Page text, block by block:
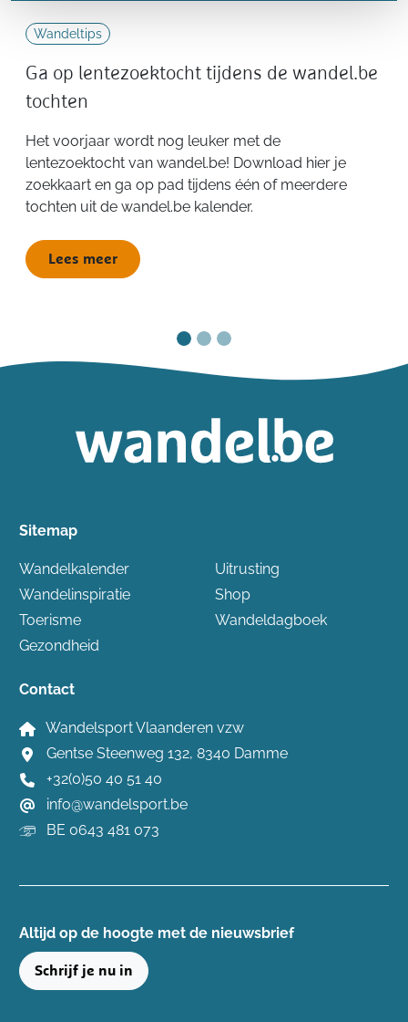
Wandeltips
Ga op lentezoektocht tijdens de wandel.be
tochten
Het voorjaar wordt nog leuker met de
lentezoektocht van wandel.be! Download hier je
zoekkaart en ga op pad tijdens één of meerdere
tochten uit de wandel.be kalender.
Lees meer
Sitemap
Wandelkalender
Wandelinspiratie
Toerisme
Gezondheid
Uitrusting
Shop
Wandeldagboek
Contact
Wandelsport Vlaanderen vzw
Gentse Steenweg 132, 8340 Damme
+32(0)50 40 51 40
info@wandelsport.be
BE 0643 481 073
Altijd op de hoogte ​met de nieuwsbrief
Schrijf je nu in